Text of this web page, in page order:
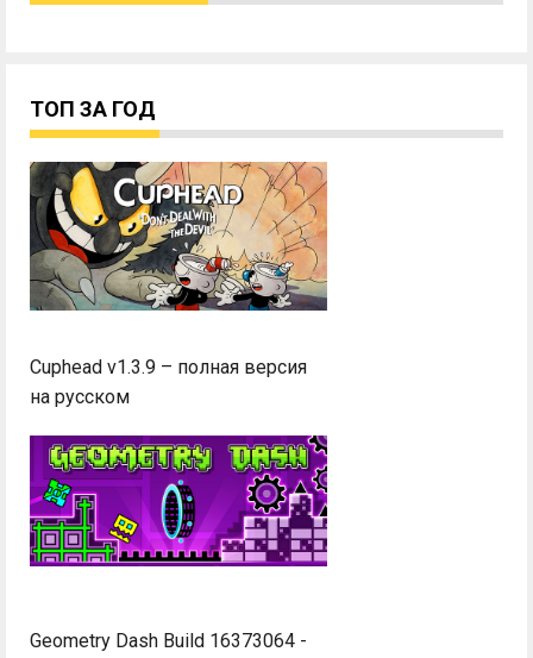
ТОП ЗА ГОД
Cuphead v1.3.9 – полная версия
на русском
Geometry Dash Build 16373064 -